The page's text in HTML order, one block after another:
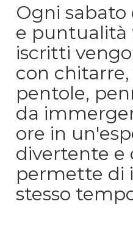
Ogni
e
iscritti
con
pentole,
da
ore in
divertente e
permette di
stesso